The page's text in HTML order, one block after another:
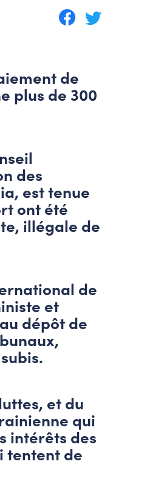
de
plus de 300
des
est tenue
ont été
illégale de
de
et
dépôt de
et du
qui
intérêts des
tentent de